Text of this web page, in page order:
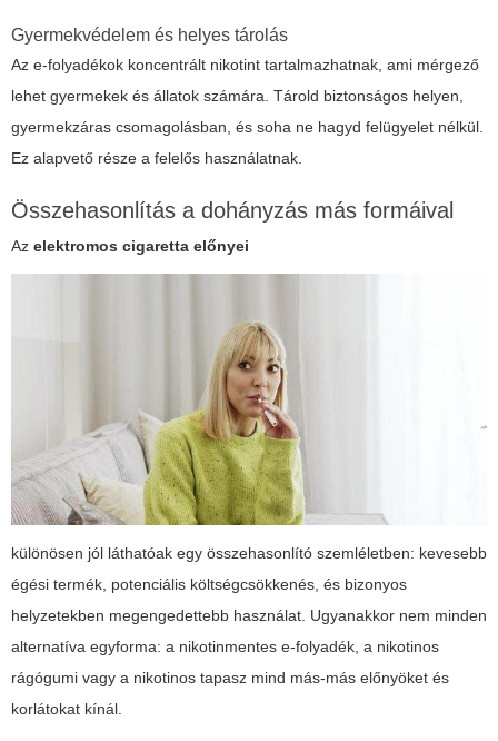
Gyermekvédelem és helyes tárolás
Az e-folyadékok koncentrált nikotint tartalmazhatnak, ami mérgező
lehet gyermekek és állatok számára. Tárold biztonságos helyen,
gyermekzáras csomagolásban, és soha ne hagyd felügyelet nélkül.
Ez alapvető része a felelős használatnak.
Összehasonlítás a dohányzás más formáival
Az elektromos cigaretta előnyei
különösen jól láthatóak egy összehasonlító szemléletben: kevesebb
égési termék, potenciális költségcsökkenés, és bizonyos
helyzetekben megengedettebb használat. Ugyanakkor nem minden
alternatíva egyforma: a nikotinmentes e-folyadék, a nikotinos
rágógumi vagy a nikotinos tapasz mind más-más előnyöket és
korlátokat kínál.